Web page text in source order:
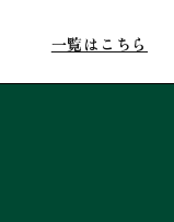
一覧はこちら